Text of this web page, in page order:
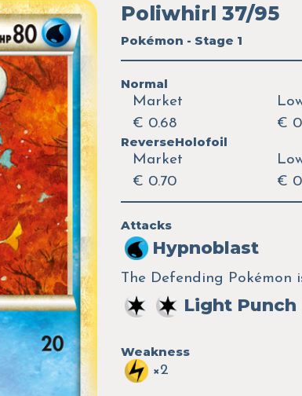
Poliwhirl 37/95
Pokémon - Stage 1
Normal
Market
€ 0.68
€
ReverseHolofoil
Market
€ 0.70
€
Attacks
Hypnoblast
The Defending Pokémon
Light Punch
Weakness
×2